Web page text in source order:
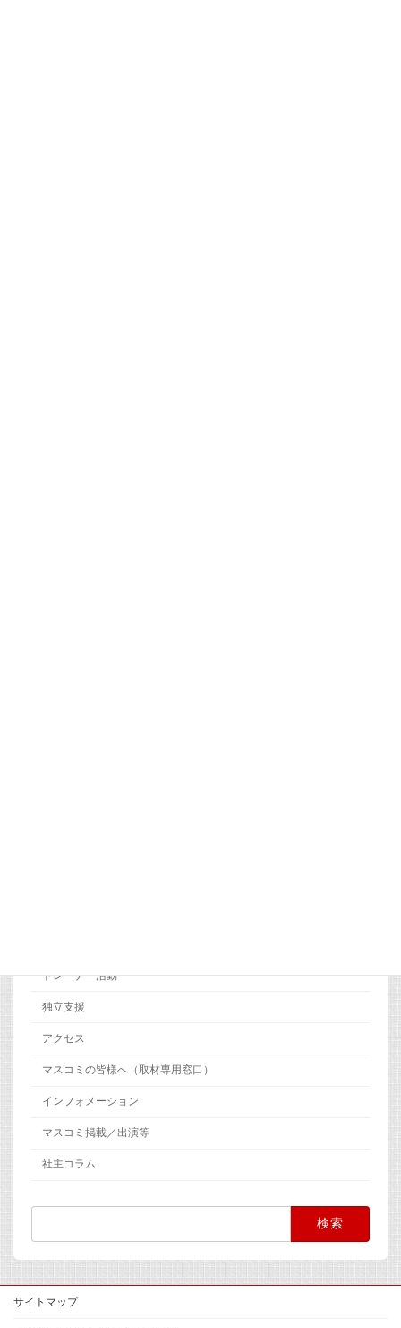
トレーナー活動
独立支援
アクセス
マスコミの皆様へ（取材専用窓口）
インフォメーション
マスコミ掲載／出演等
社主コラム
検
サイトマップ